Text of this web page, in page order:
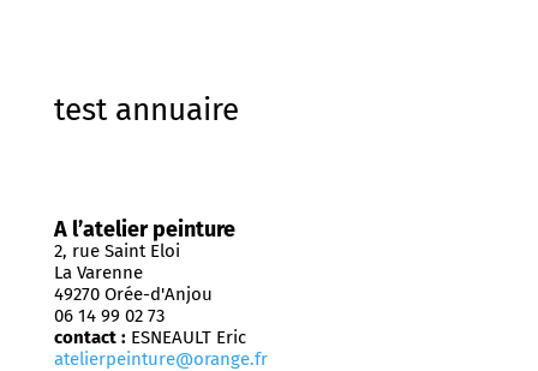
test annuaire
A l’atelier peinture
2, rue Saint Eloi
La Varenne
49270 Orée-d'Anjou
06 14 99 02 73
contact : ESNEAULT Eric
atelierpeinture@orange.fr